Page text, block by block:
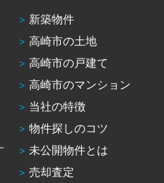
新築物件
高崎市の土地
高崎市の戸建て
高崎市のマンション
当社の特徴
物件探しのコツ
未公開物件とは
売却査定